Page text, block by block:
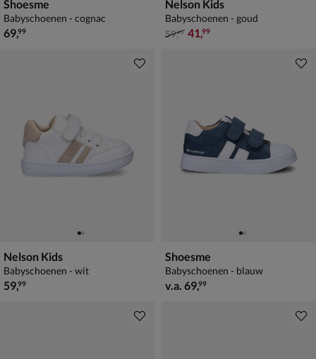
Shoesme
Babyschoenen - cognac
€ 69,99
69,99
Nelson Kids
Babyschoenen - goud
van € 59,99 voor € 41,99
59,99 41,99
Nelson Kids
Babyschoenen - wit
€ 59,99
59,99
Shoesme
Babyschoenen - blauw
vanaf € 69,99
v.a. 69,99